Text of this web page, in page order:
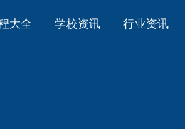
大全 学校资讯 行业资讯